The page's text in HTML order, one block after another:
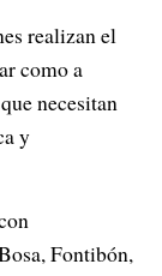
realizan el
como a
necesitan
y
Fontibón,